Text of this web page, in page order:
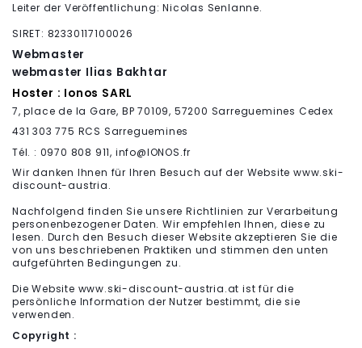
Leiter der Veröffentlichung: Nicolas Senlanne.
SIRET: 82330117100026
Webmaster
webmaster Ilias Bakhtar
Hoster : Ionos SARL
7, place de la Gare, BP 70109, 57200 Sarreguemines Cedex
431 303 775 RCS Sarreguemines
Tél. : 0970 808 911, info@IONOS.fr
Wir danken Ihnen für Ihren Besuch auf der Website www.ski-
discount-austria.
Nachfolgend finden Sie unsere Richtlinien zur Verarbeitung
personenbezogener Daten. Wir empfehlen Ihnen, diese zu
lesen. Durch den Besuch dieser Website akzeptieren Sie die
von uns beschriebenen Praktiken und stimmen den unten
aufgeführten Bedingungen zu.
Die Website www.ski-discount-austria.at ist für die
persönliche Information der Nutzer bestimmt, die sie
verwenden.
Copyright :